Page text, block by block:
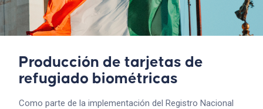
Producción de tarjetas de
refugiado biométricas
Como parte de la implementación del Registro Nacional